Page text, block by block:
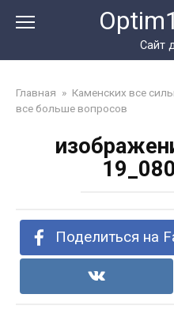
Сайт
Главная » Каменских все
все больше вопросов
Поделиться на